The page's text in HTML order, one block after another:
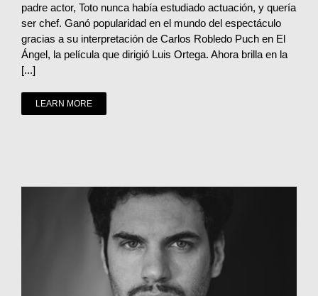
padre actor, Toto nunca había estudiado actuación, y quería
ser chef. Ganó popularidad en el mundo del espectáculo
gracias a su interpretación de Carlos Robledo Puch en El
Ángel, la película que dirigió Luis Ortega. Ahora brilla en la
[...]
LEARN MORE